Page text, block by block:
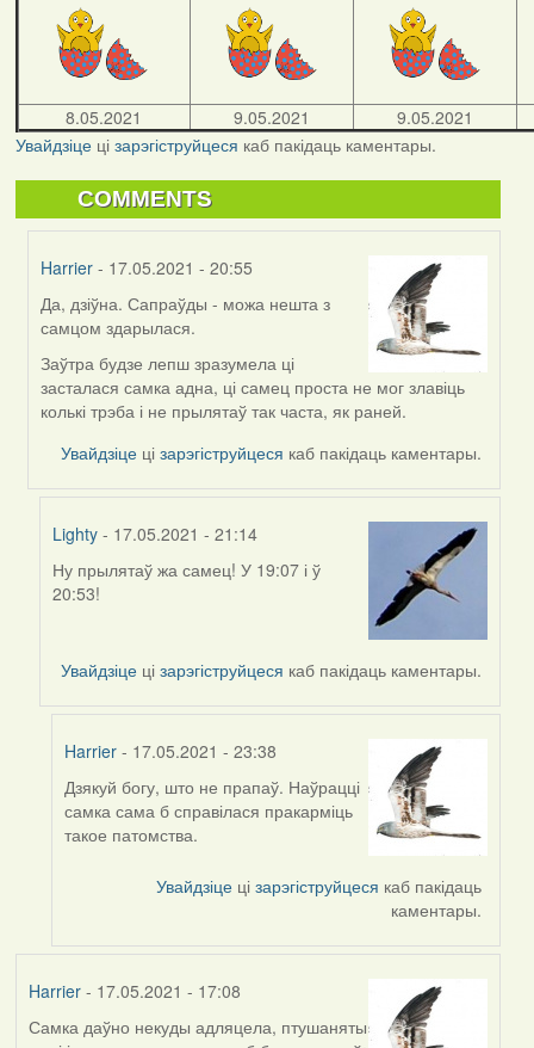
8.05.2021 9.05.2021
9.05.2021
Увайдзіцеці зарэгіструйцеся каб пакідаць каментары.
COMMENTS
Harrier - 17.05.2021 - 20:55
In
reply
to
by
09Алена
Да, дзіўна. Сапраўды - можа нешта з
самцом здарылася.
Заўтра будзе лепш зразумела ці
засталася самка адна, ці самец проста не мог злавіць
колькі трэба і не прылятаў так часта, як раней.
Увайдзіце цізарэгіструйцеся каб пакідаць каментары.
Lighty - 17.05.2021 - 21:14
In
reply
Harrier
Ну прылятаў жа самец! У 19:07 і ў
20:53!
Увайдзіце цізарэгіструйцеся каб пакідаць каментары.
Harrier- 17.05.2021 - 23:38
In
reply
to
Дзякуй богу, што не прапаў. Наўрацці
самка сама б справілася пракарміць
такое патомства.
Увайдзіце цізарэгіструйцеся каб пакідаць
каментары.
Harrier- 17.05.2021 - 17:08
Самка даўно некуды адляцела, птушаняты